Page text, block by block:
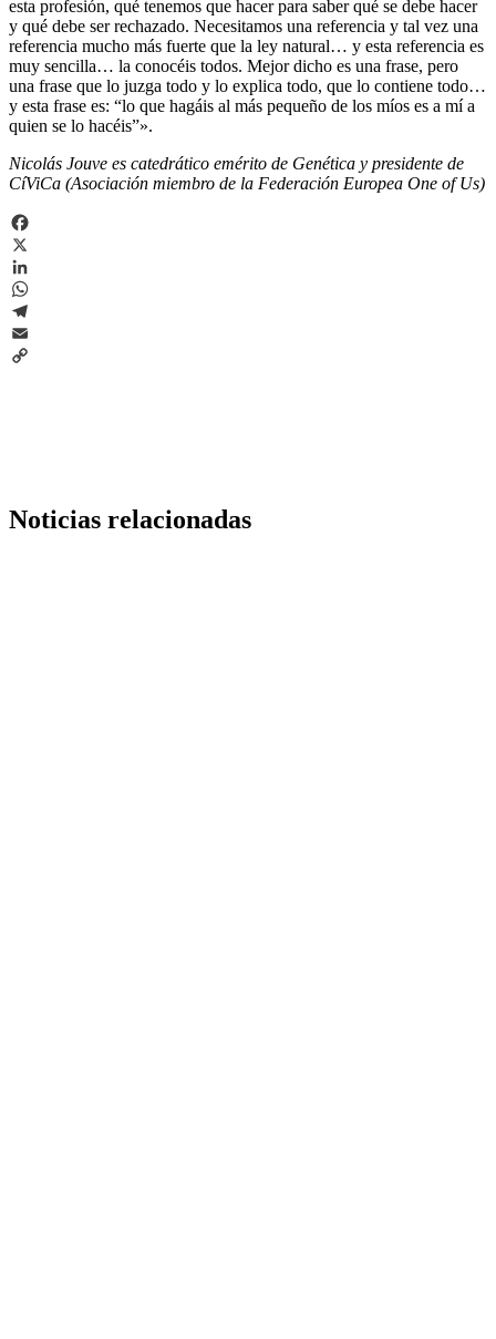
esta profesión, qué tenemos que hacer para saber qué se debe hacer
y qué debe ser rechazado. Necesitamos una referencia y tal vez una
referencia mucho más fuerte que la ley natural… y esta referencia es
muy sencilla… la conocéis todos. Mejor dicho es una frase, pero
una frase que lo juzga todo y lo explica todo, que lo contiene todo…
y esta frase es: “lo que hagáis al más pequeño de los míos es a mí a
quien se lo hacéis”».
Nicolás Jouve es catedrático emérito de Genética y presidente de
CíViCa (Asociación miembro de la Federación Europea One of Us)
Facebook
X
LinkedIn
WhatsApp
Telegram
Email
Noticias relacionadas